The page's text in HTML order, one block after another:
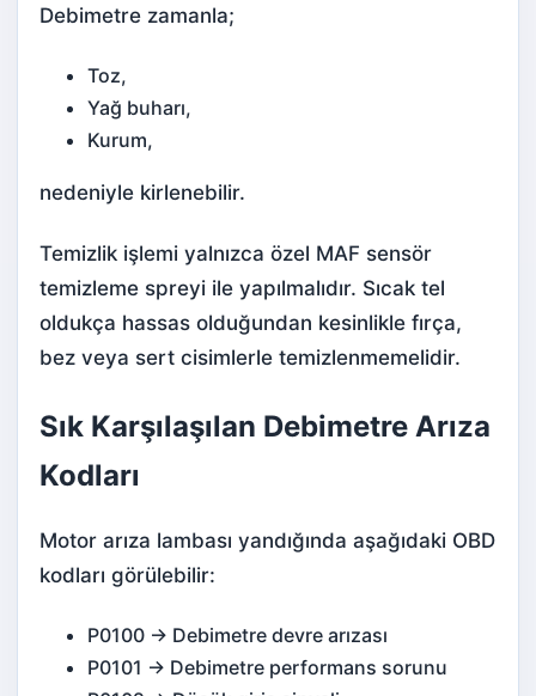
Debimetre zamanla;
Toz,
Yağ buharı,
Kurum,
nedeniyle kirlenebilir.
Temizlik işlemi yalnızca özel MAF sensör
temizleme spreyi ile yapılmalıdır. Sıcak tel
oldukça hassas olduğundan kesinlikle fırça,
bez veya sert cisimlerle temizlenmemelidir.
Sık Karşılaşılan Debimetre Arıza
Kodları
Motor arıza lambası yandığında aşağıdaki OBD
kodları görülebilir:
P0100 → Debimetre devre arızası
P0101 → Debimetre performans sorunu